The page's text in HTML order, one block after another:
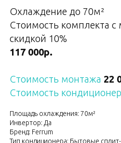
Охлаждение до 70м²
Стоимость комплекта
скидкой 10%
117 000р.
Стоимость монтажа 22
Стоимость
Площадь охлаждения: 70м²
Инвертор: Да
Бренд: Ferrum
Тип кондиционера: Бытовые